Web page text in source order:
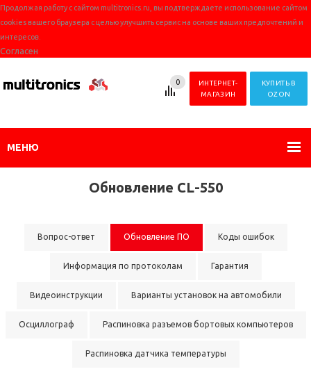
Продолжая работу с сайтом multitronics.ru, вы подтверждаете использование сайтом
cookies вашего браузера с целью улучшить сервис на основе ваших предпочтений и
интересов.
Согласен
КУПИТЬ В
OZON
ИНТЕРНЕТ-
МАГАЗИН
0
МЕНЮ
Обновление CL-550
Вопрос-ответ Обновление ПО Коды ошибок
Информация по протоколам Гарантия
Видеоинструкции Варианты установок на автомобили
Осциллограф Распиновка разъемов бортовых компьютеров
Распиновка датчика температуры